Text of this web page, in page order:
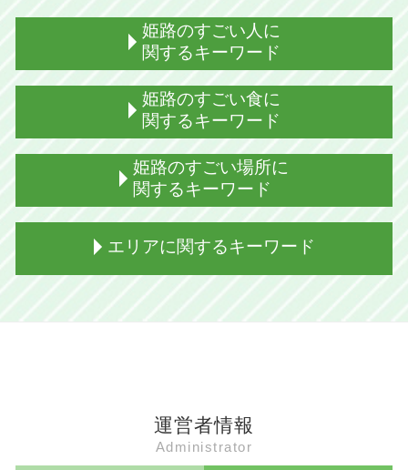
姫路のすごい人に
関するキーワード
姫路出身 柔道
姫路出身 ジャニーズ
姫路出身 有名人
姫路出身 youtuber
姫路出身 役者
姫路出身 歌手
姫路出身 芸能人 女性
姫路出身 サッカー選手
姫路出身 ロシア人
姫路出身 バンド
姫路 すごい人えらい人
姫路のすごい食に
関するキーワード
姫路 どろ焼とは 意味
姫路 どろ焼とは 味
姫路 穴子料理
兵庫 姫路 食
姫路 御座候 意味
姫路名物 明石焼き風たこ焼き
姫路 食べ物 有名
姫路 食べ物 おすすめ
姫路のすごい場所に
関するキーワード
姫路城
姫路城 内堀
姫路 広峯神社 ライトアップ
姫路 すごい場所 景色
エリアに関するキーワード
加古川市 魅力
たつの市 アスレチック
運営者情報
Administrator